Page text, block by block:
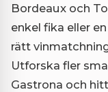
Bordeaux och
enkel fika eller
rätt
Utforska fler
Gastrona och